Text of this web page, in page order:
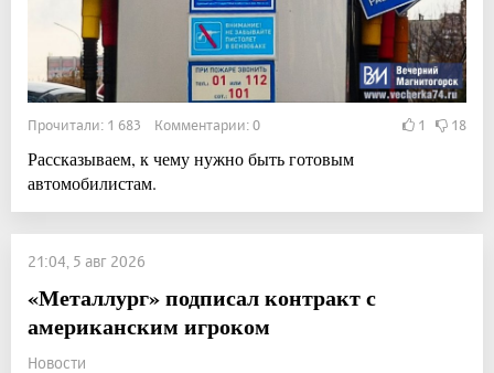
Прочитали: 1 683 Комментарии: 0 1 18
Рассказываем, к чему нужно быть готовым
автомобилистам.
21:04, 5 авг 2026
«Металлург» подписал контракт с
американским игроком
Новости